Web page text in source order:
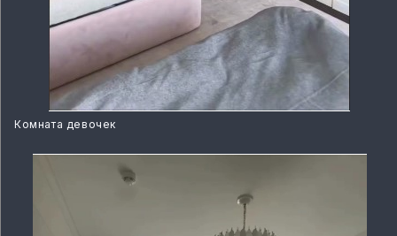
Комната девочек